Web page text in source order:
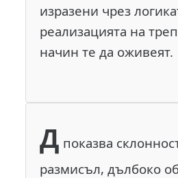
изразени чрез
реализацията на
начин те да оживеят.
Д показва
размисъл, дълбоко